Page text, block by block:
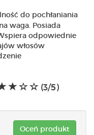
do pochłaniania
waga. Posiada
odpowiednie
włosów
(3/5)
Oceń produkt